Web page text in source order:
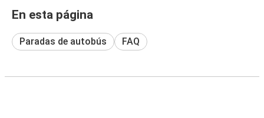
En esta página
Paradas de autobús FAQ